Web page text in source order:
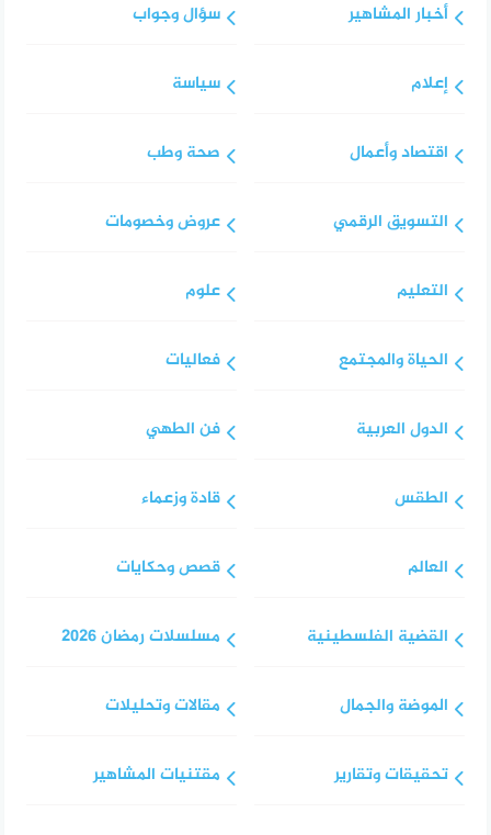
أخبار المشاهير
إعلام
اقتصاد وأعمال
التسويق الرقمي
التعليم
الحياة والمجتمع
الدول العربية
الطقس
العالم
القضية الفلسطينية
الموضة والجمال
تحقيقات وتقارير
سؤال وجواب
سياسة
صحة وطب
عروض وخصومات
علوم
فعاليات
فن الطهي
قادة وزعماء
قصص وحكايات
مسلسلات رمضان 2026
مقالات وتحليلات
مقتنيات المشاهير